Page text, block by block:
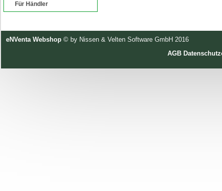
Für Händler
eNVenta Webshop © by Nissen & Velten Software GmbH 2016
AGB